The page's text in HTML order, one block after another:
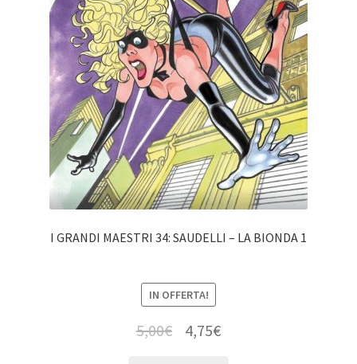
I GRANDI MAESTRI 34: SAUDELLI – LA BIONDA 1
IN OFFERTA!
5,00€ 4,75€